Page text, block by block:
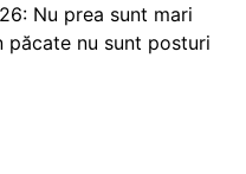
Nu prea sunt mari
păcate nu sunt posturi